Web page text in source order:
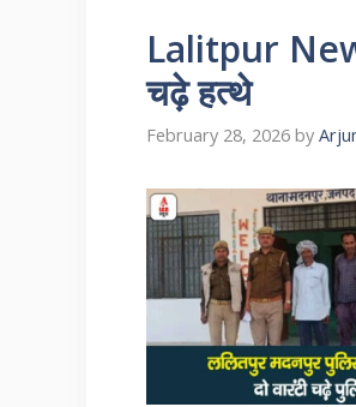
Lalitpur
चढ़े हत्थे
February 28, 2026 by